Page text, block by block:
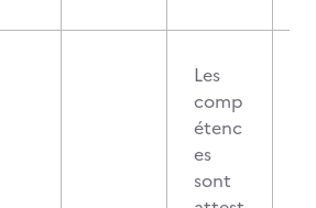
Les
comp
étenc
es
sont